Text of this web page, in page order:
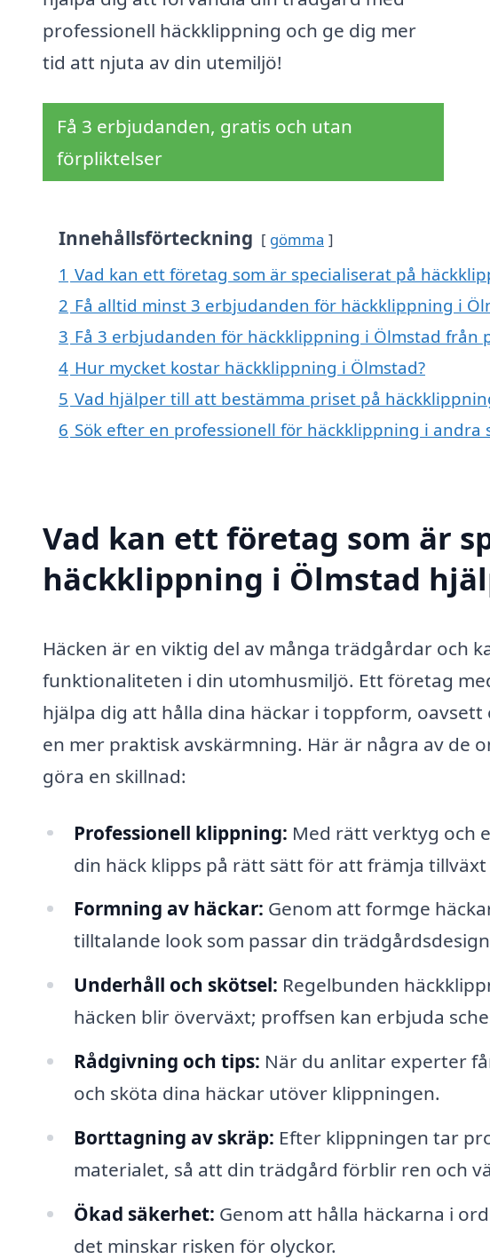
professionell häckklippning och ge dig mer
tid att njuta av din utemiljö!
Få 3 erbjudanden, gratis och utan
förpliktelser
Innehållsförteckning gömma
1 Vad kan ett företag som är specialiserat på
2 Få alltid minst 3 erbjudanden för häckklippning i
3 Få 3 erbjudanden för häckklippning i Ölmstad från
4 Hur mycket kostar häckklippning i Ölmstad?
5 Vad hjälper till att bestämma priset på
6 Sök efter en professionell för häckklippning i andra
Vad kan ett företag som är
häckklippning i Ölmstad
Häcken är en viktig del av många trädgårdar och
funktionaliteten i din utomhusmiljö. Ett företag
hjälpa dig att hålla dina häckar i toppform,
en mer praktisk avskärmning. Här är några av de
göra en skillnad:
Professionell klippning: Med rätt verktyg och
din häck klipps på rätt sätt för att främja tillväxt
Formning av häckar: Genom att formge
tilltalande look som passar din
Underhåll och skötsel: Regelbunden
häcken blir överväxt; proffsen kan erbjuda
Rådgivning och tips: När du anlitar experter
och sköta dina häckar utöver klippningen.
Borttagning av skräp: Efter klippningen tar
materialet, så att din trädgård förblir ren och
Ökad säkerhet: Genom att hålla häckarna i
det minskar risken för olyckor.